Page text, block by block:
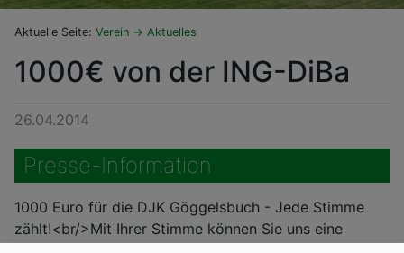
Aktuelle Seite: Verein Aktuelles
1000€ von der ING-DiBa
26.04.2014
Presse-Information
1000 Euro für die DJK Göggelsbuch - Jede Stimme
zählt!<br/>Mit Ihrer Stimme können Sie uns eine